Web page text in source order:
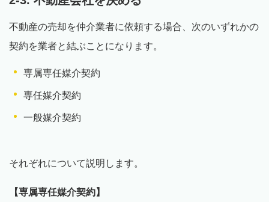
不動産の売却を仲介業者に依頼する場合、次のいずれかの
契約を業者と結ぶことになります。
専属専任媒介契約
専任媒介契約
一般媒介契約
それぞれについて説明します。
【専属専任媒介契約】